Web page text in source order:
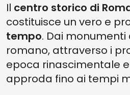
Il centro storico di
costituisce un vero e
tempo. Dai
romano, attraverso i
epoca rinascimentale
approda fino ai tempi